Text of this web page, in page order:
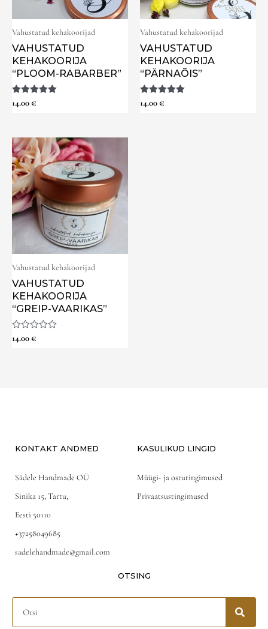
Vahustatud kehakoorijad
VAHUSTATUD
KEHAKOORIJA
“PLOOM-RABARBER”
Hinnanguga
5.00
14.00€
Vahustatud kehakoorijad
VAHUSTATUD
KEHAKOORIJA
“PÄRNAÕIS”
Hinnanguga
5.00
14.00€
Vahustatud kehakoorijad
VAHUSTATUD
KEHAKOORIJA
“GREIP-VAARIKAS”
Hinnanguga
14.00€
KONTAKT ANDMED
Sädele Handmade OÜ
Sinika 15, Tartu,
Eesti 50110
+37258049685
sadelehandmade@gmail.com
KASULIKUD LINGID
Müügi- ja ostutingimused
Privaatsustingimused
OTSING